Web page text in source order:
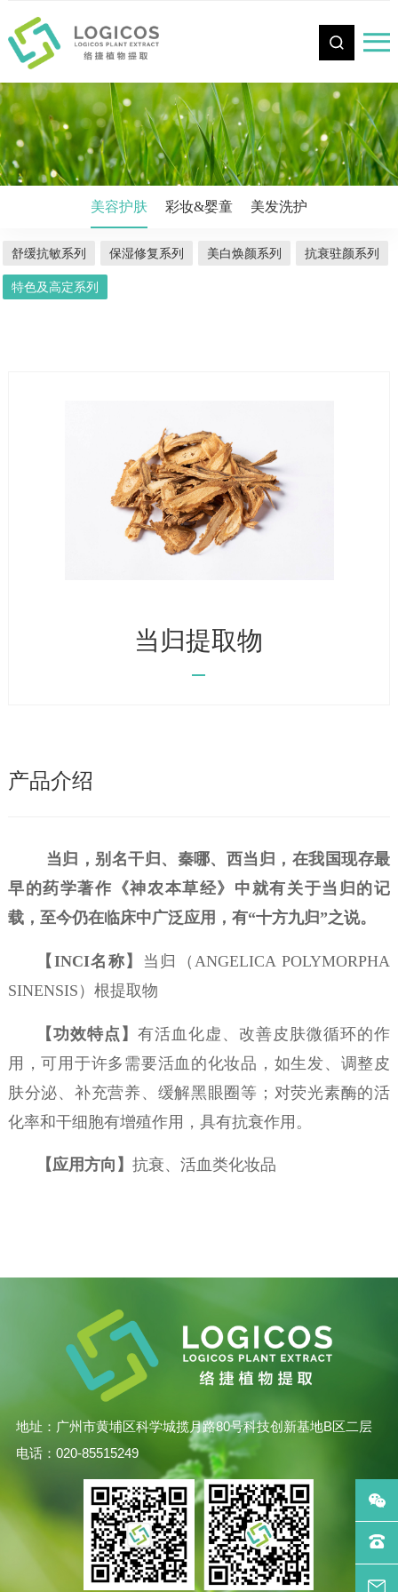
美容护肤 彩妆&婴童 美发洗护
舒缓抗敏系列 保湿修复系列 美白焕颜系列 抗衰驻颜系列
特色及高定系列
当归提取物
产品介绍
当归，别名干归、秦哪、西当归，在我国现存最
早的药学著作《神农本草经》中就有关于当归的记
载，至今仍在临床中广泛应用，有“十方九归”之说。
【 INCI名称】 当归（ANGELICA POLYMORPHA
SINENSIS）根提取物
【功效特点】 有活血化虚、改善皮肤微循环的作
用，可用于许多需要活血的化妆品，如生发、调整皮
肤分泌、补充营养、缓解黑眼圈等；对荧光素酶的活
化率和干细胞有增殖作用，具有抗衰作用。
【应用方向】 抗衰、活血类化妆品
地址：广州市黄埔区科学城揽月路80号科技创新基地B区二层
电话：020-85515249